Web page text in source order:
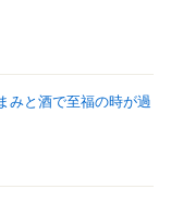
みと酒で至福の時が過